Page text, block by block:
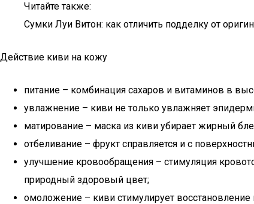
Читайте также:
Сумки Луи Витон: как отличить подделку от
Действие киви на кожу
питание – комбинация сахаров и витаминов в
увлажнение – киви не только увлажняет
матирование – маска из киви убирает жирный
отбеливание – фрукт справляется и с
улучшение кровообращения – стимуляция
природный здоровый цвет;
омоложение – киви стимулирует восстановление